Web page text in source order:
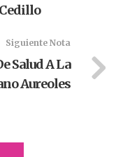
Siguiente Nota
Salud A La
Aureoles